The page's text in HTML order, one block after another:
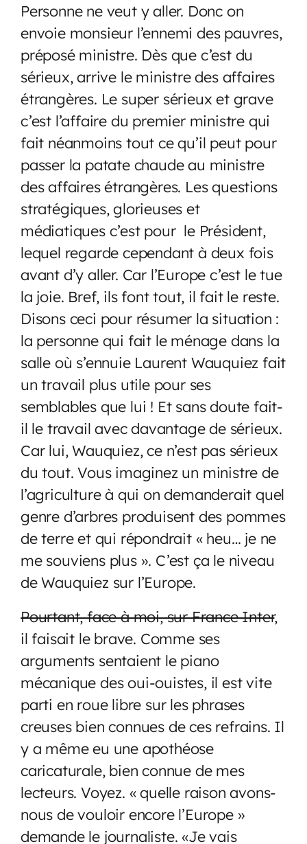
Personne ne veut y aller. Donc on
envoie monsieur l’ennemi des pauvres,
préposé ministre. Dès que c’est du
sérieux, arrive le ministre des affaires
étrangères. Le super sérieux et grave
c’est l’affaire du premier ministre qui
fait néanmoins tout ce qu’il peut pour
passer la patate chaude au ministre
des affaires étrangères. Les questions
stratégiques, glorieuses et
médiatiques c’est pour le Président,
lequel regarde cependant à deux fois
avant d’y aller. Car l’Europe c’est le tue
la joie. Bref, ils font tout, il fait le reste.
Disons ceci pour résumer la situation :
la personne qui fait le ménage dans la
salle où s’ennuie Laurent Wauquiez fait
un travail plus utile pour ses
semblables que lui ! Et sans doute fait-
il le travail avec davantage de sérieux.
Car lui, Wauquiez, ce n’est pas sérieux
du tout. Vous imaginez un ministre de
l’agriculture à qui on demanderait quel
genre d’arbres produisent des pommes
de terre et qui répondrait « heu… je ne
me souviens plus ». C’est ça le niveau
de Wauquiez sur l’Europe.
Pourtant, face à moi, sur France Inter,
il faisait le brave. Comme ses
arguments sentaient le piano
mécanique des oui-ouistes, il est vite
parti en roue libre sur les phrases
creuses bien connues de ces refrains. Il
y a même eu une apothéose
caricaturale, bien connue de mes
lecteurs. Voyez. « quelle raison avons-
nous de vouloir encore l’Europe »
demande le journaliste. «Je vais